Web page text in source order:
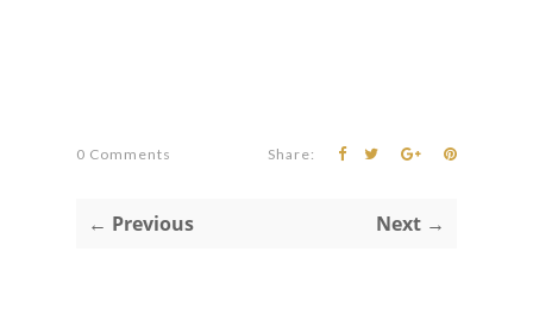
0 Comments Share:
← Previous Next →